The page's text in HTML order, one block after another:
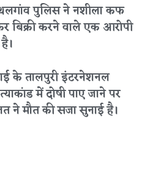
पुलिस ने नशीला कफ
बिक्री करने वाले एक आरोपी
के तालपुरी इंटरनेशनल
में दोषी पाए जाने पर
ने मौत की सजा सुनाई है।